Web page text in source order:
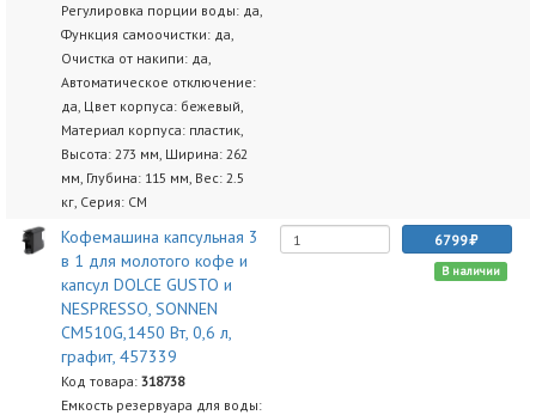
Регулировка порции воды: да,
Функция самоочистки: да,
Очистка от накипи: да,
Автоматическое отключение:
да, Цвет корпуса: бежевый,
Материал корпуса: пластик,
Высота: 273 мм, Ширина: 262
мм, Глубина: 115 мм, Вес: 2.5
кг, Серия: CM
Кофемашина капсульная 3
в 1 для молотого кофе и
капсул DOLCE GUSTO и
NESPRESSO, SONNEN
CM510G,1450 Вт, 0,6 л,
графит, 457339
Код товара: 318738
Емкость резервуара для воды:
6799
В наличии